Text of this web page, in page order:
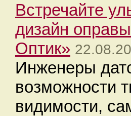
Встречайте
дизайн
Оптик»
Инженеры
возможности
видимости,